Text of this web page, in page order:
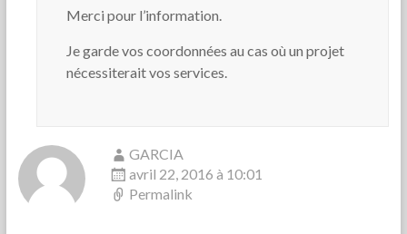
Merci pour l’information.
Je garde vos coordonnées au cas où un projet
nécessiterait vos services.
GARCIA
avril 22, 2016 à 10:01
Permalink